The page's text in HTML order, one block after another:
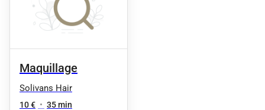
Maquillage
Solivans Hair
10 € • 35 min